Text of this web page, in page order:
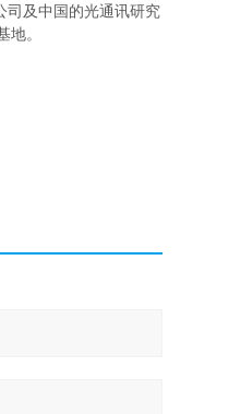
司及中国的光通讯研究
。